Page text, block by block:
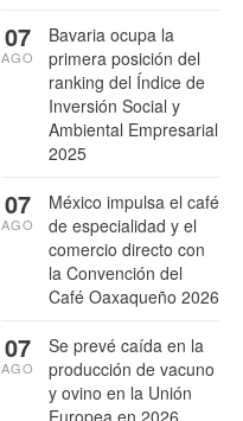
Bavaria ocupa la
primera posición del
ranking del Índice de
Inversión Social y
Ambiental Empresarial
2025
07
AGO
México impulsa el café
de especialidad y el
comercio directo con
la Convención del
Café Oaxaqueño 2026
07
AGO
Se prevé caída en la
producción de vacuno
y ovino en la Unión
07
AGO